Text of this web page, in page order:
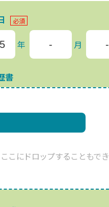
必須
年 月
書
ここにドロップすることもで